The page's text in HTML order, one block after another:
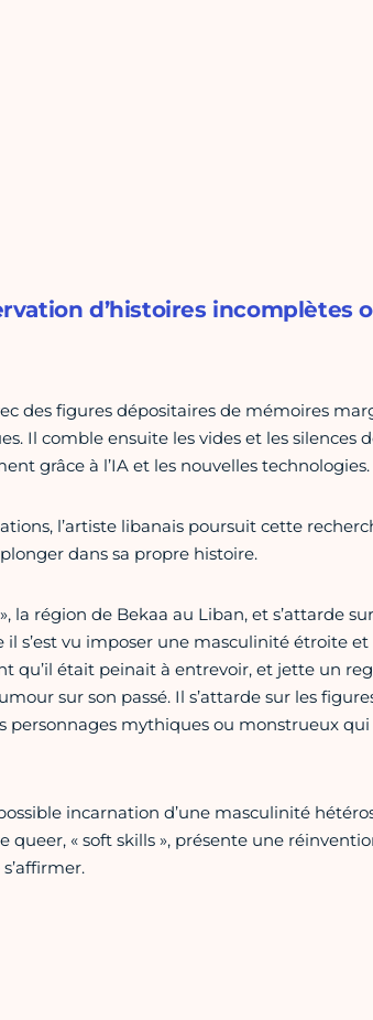
d’histoires incomplètes
des figures dépositaires de mémoires
Il comble ensuite les vides et les silences
grâce à l’IA et les nouvelles technologies.
l’artiste libanais poursuit cette
dans sa propre histoire.
la région de Bekaa au Liban, et s’attarde
s’est vu imposer une masculinité étroite
qu’il était peinait à entrevoir, et jette un
sur son passé. Il s’attarde sur les
personnages mythiques ou monstrueux
incarnation d’une masculinité
« soft skills », présente une